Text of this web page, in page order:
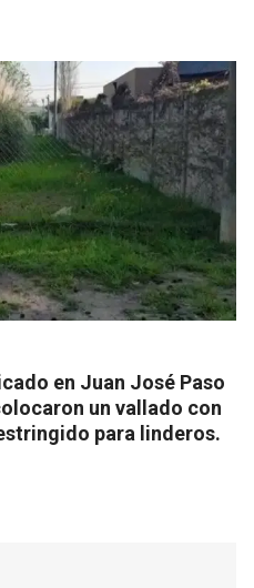
en Juan José Paso
un vallado con
para linderos.